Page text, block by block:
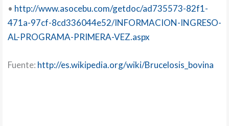
• http://www.asocebu.com/getdoc/ad735573-82f1-
471a-97cf-8cd336044e52/INFORMACION-INGRESO-
AL-PROGRAMA-PRIMERA-VEZ.aspx
Fuente: http://es.wikipedia.org/wiki/Brucelosis_bovina